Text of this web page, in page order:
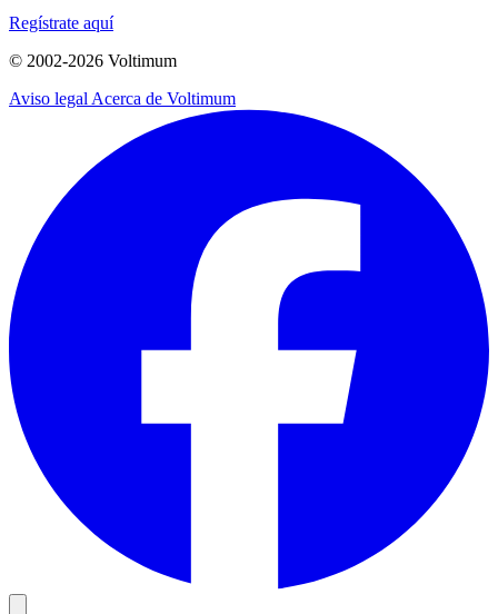
Regístrate aquí
© 2002-2026 Voltimum
Aviso legal Acerca de Voltimum